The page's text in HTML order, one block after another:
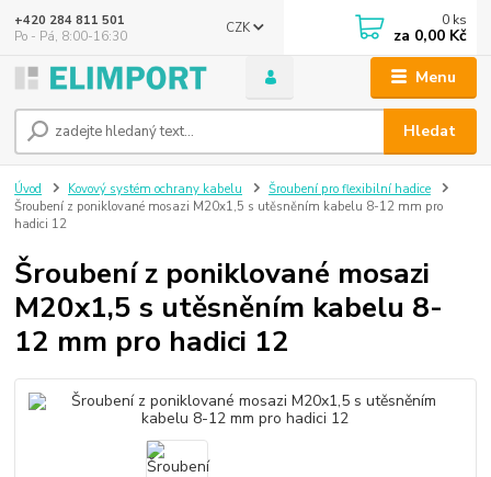
Menu
CZK
Hledat
+420 284 811 501
Po - Pá, 8:00-16:30
0 ks
za 0,00 Kč
Úvod Kovový systém ochrany kabelu
Šroubení pro flexibilní hadice
Šroubení z poniklované mosazi M20x1,5 s utěsněním kabelu 8-12 mm pro
hadici 12
Šroubení z poniklované mosazi
M20x1,5 s utěsněním kabelu 8-
12 mm pro hadici 12